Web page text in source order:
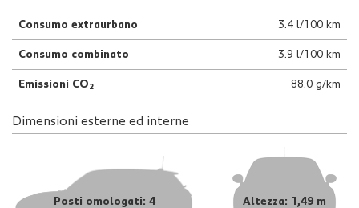
Consumo extraurbano 3.4 l/100 km
Consumo combinato 3.9 l/100 km
Emissioni CO 2 88.0 g/km
Dimensioni esterne ed interne
Posti omologati: 4 Altezza: 1,49 m